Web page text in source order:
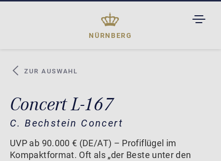
NÜRNBERG
ZUR AUSWAHL
Concert L-167
C. Bechstein Concert
UVP ab 90.000 € (DE/AT) – Profiflügel im
Kompaktformat. Oft als „der Beste unter den